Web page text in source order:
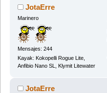
JotaErre
Marinero
Mensajes: 244
Kayak: Kokopelli Rogue Lite,
Anfibio Nano SL, Klymit Litewater
JotaErre